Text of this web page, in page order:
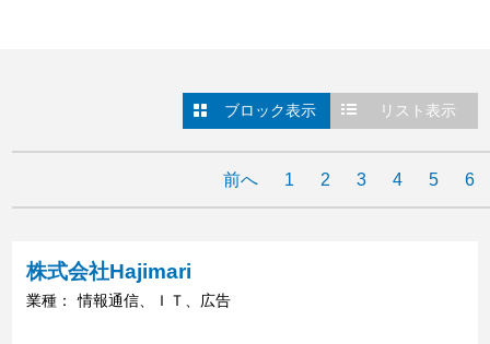
ブロック表示 リスト表示
前へ 1 2 3 4 5 6
株式会社Hajimari
業種： 情報通信、ＩＴ、広告